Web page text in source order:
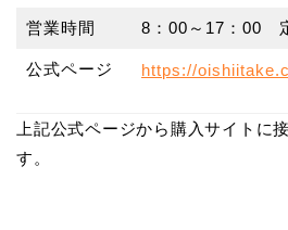
営業時間 8：00～17：00
公式ページ https://
上記公式ページから購入サイトに
す。